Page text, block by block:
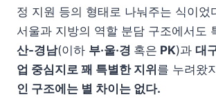
정 지원 등의 형태로 나눠주는 식이었
서울과 지방의 역할 분담 구조에서도
산-경남(이하 부·울·경 혹은 PK)과 대
업 중심지로 꽤 특별한 지위를 누려왔
인 구조에는 별 차이는 없다.